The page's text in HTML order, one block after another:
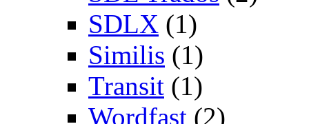
SDLX (1)
Similis (1)
Transit (1)
Wordfast (2)